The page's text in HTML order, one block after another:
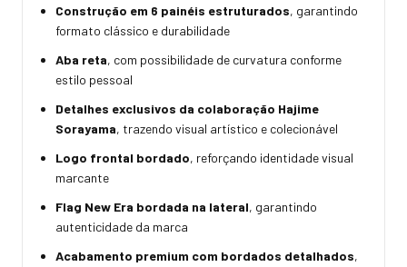
Construção em 6 painéis estruturados, garantindo
formato clássico e durabilidade
Aba reta, com possibilidade de curvatura conforme
estilo pessoal
Detalhes exclusivos da colaboração Hajime
Sorayama, trazendo visual artístico e colecionável
Logo frontal bordado, reforçando identidade visual
marcante
Flag New Era bordada na lateral, garantindo
autenticidade da marca
Acabamento premium com bordados detalhados,